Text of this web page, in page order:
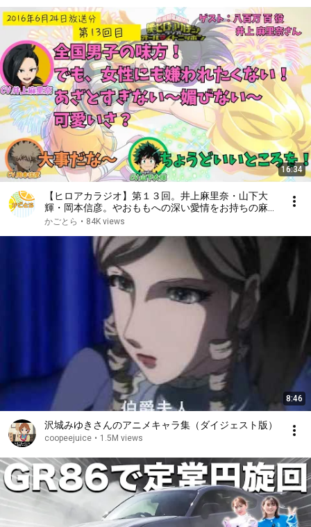
16:34
【ヒロアカラジオ】第１３回。井上麻里奈・山下大
輝・岡本信彦。やおももへの深い愛情をお持ちの麻里
奈さん。
かごとら • 84K views
8:46
沢城みゆきさんのアニメキャラ集（ダイジェスト版）
coopeejuice • 1.5M views